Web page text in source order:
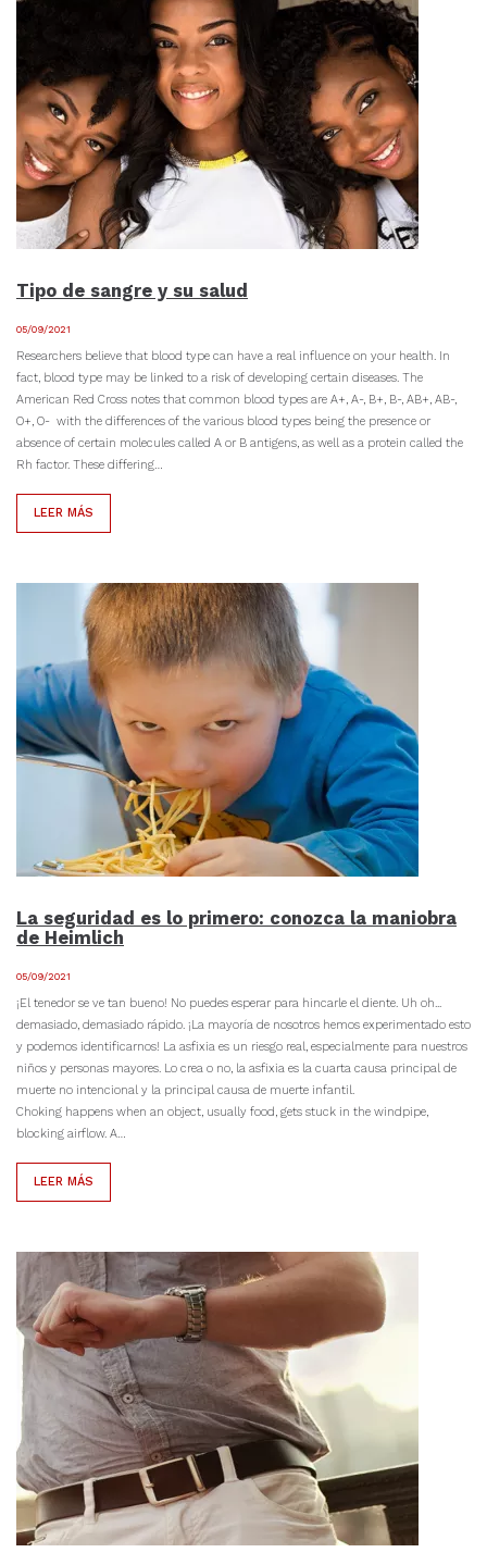
Tipo de sangre y su salud
05/09/2021
Researchers believe that blood type can have a real influence on your health. In
fact, blood type may be linked to a risk of developing certain diseases. The
American Red Cross notes that common blood types are A+, A-, B+, B-, AB+, AB-,
O+, O- with the differences of the various blood types being the presence or
absence of certain molecules called A or B antigens, as well as a protein called the
Rh factor. These differing…
LEER MÁS
La seguridad es lo primero: conozca la maniobra
de Heimlich
05/09/2021
¡El tenedor se ve tan bueno! No puedes esperar para hincarle el diente. Uh oh...
demasiado, demasiado rápido. ¡La mayoría de nosotros hemos experimentado esto
y podemos identificarnos! La asfixia es un riesgo real, especialmente para nuestros
niños y personas mayores. Lo crea o no, la asfixia es la cuarta causa principal de
muerte no intencional y la principal causa de muerte infantil.
Choking happens when an object, usually food, gets stuck in the windpipe,
blocking airflow. A…
LEER MÁS